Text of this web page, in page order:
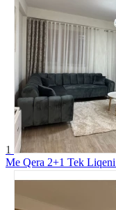
1
Me Qera 2+1 Tek